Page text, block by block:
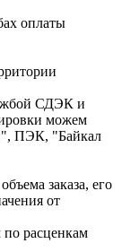
оплаты
СДЭК и
можем
ПЭК, "Байкал
заказа, его
от
расценкам